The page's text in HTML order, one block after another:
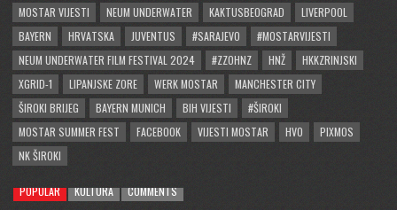
MOSTAR VIJESTI
NEUM UNDERWATER KAKTUSBEOGRAD
LIVERPOOL
BAYERN
HRVATSKA JUVENTUS #SARAJEVO
#MOSTARVIJESTI
NEUM UNDERWATER FILM FESTIVAL 2024
#ZZOHNZ HNŽ
HKKZRINJSKI
XGRID-1
LIPANJSKE ZORE WERK MOSTAR
MANCHESTER CITY
ŠIROKI BRIJEG
BAYERN MUNICH BIH VIJESTI
#ŠIROKI
MOSTAR SUMMER FEST
FACEBOOK VIJESTI MOSTAR HVO
PIXMOS
NK ŠIROKI
POPULAR KULTURA COMMENTS